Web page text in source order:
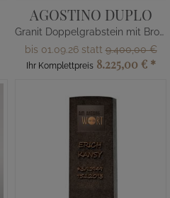
AGOSTINO DUPLO
Granit Doppelgrabstein mit Bronze Grabkreuz
bis 01.09.26 statt9.400,00 €
Ihr Komplettpreis 8.225,00 € *